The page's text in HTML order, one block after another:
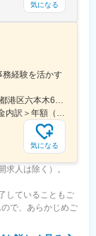
気になる
務経験を活かす
気になる
人は除く）。
していることもご
で、あらかじめご